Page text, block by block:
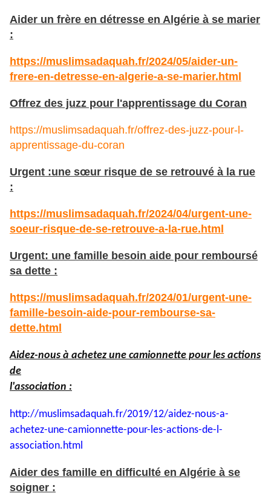
Aider un frère en détresse en Algérie à se marier
:
https://muslimsadaquah.fr/2024/05/aider-un-
frere-en-detresse-en-algerie-a-se-marier.html
Offrez des juzz pour l'apprentissage du Coran
https://muslimsadaquah.fr/offrez-des-juzz-pour-l-
apprentissage-du-coran
Urgent :une sœur risque de se retrouvé à la rue
:
https://muslimsadaquah.fr/2024/04/urgent-une-
soeur-risque-de-se-retrouve-a-la-rue.html
Urgent: une famille besoin aide pour remboursé
sa dette :
https://muslimsadaquah.fr/2024/01/urgent-une-
famille-besoin-aide-pour-rembourse-sa-
dette.html
Aidez-nous à achetez une camionnette pour les actions
de
l'association :
http://muslimsadaquah.fr/2019/12/aidez-nous-a-
achetez-une-camionnette-pour-les-actions-de-l-
association.html
Aider des famille en difficulté en Algérie à se
soigner :